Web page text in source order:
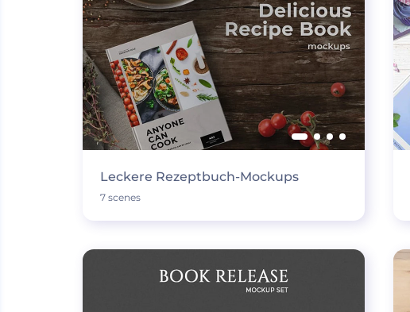
Leckere Rezeptbuch-Mockups
7 scenes